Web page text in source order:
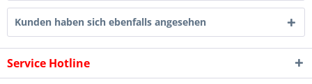
Kunden haben sich ebenfalls angesehen
Service Hotline